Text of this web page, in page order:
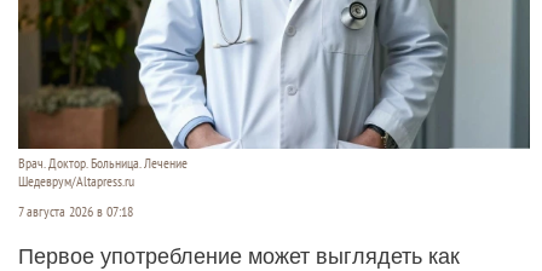
Врач. Доктор. Больница. Лечение
Шедеврум/Altapress.ru
7 августа 2026 в 07:18
Первое употребление может выглядеть как